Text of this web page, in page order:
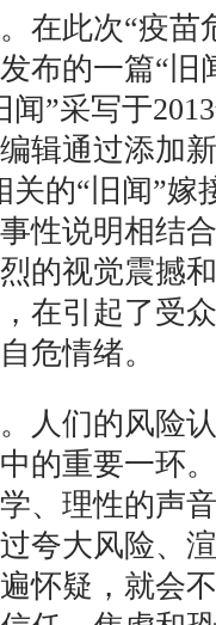
此次“疫苗
布的一篇“旧
”采写于
辑通过添加
关的“旧闻”嫁
性说明相结
的视觉震撼
在引起了受
危情绪。
们的风险认
的重要一环
、理性的声
夸大风险、
怀疑，就会